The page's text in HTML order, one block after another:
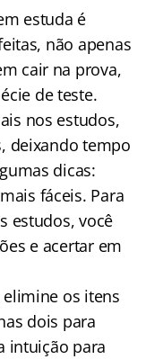
estuda é
não apenas
cair na prova,
de teste.
nos estudos,
deixando tempo
dicas:
fáceis. Para
estudos, você
e acertar em
os itens
dois para
intuição para